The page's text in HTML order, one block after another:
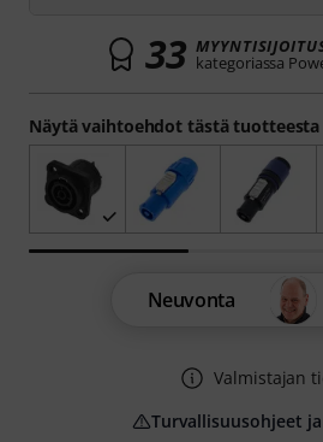
Näytä vaihtoehdot tästä tuotteesta
33 kategoriassa
Neuvonta
Valmistajan
Turvallisuusohjeet